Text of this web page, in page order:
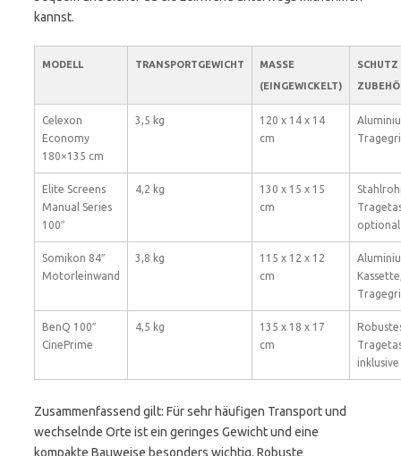
kannst.
MODELL TRANSPORTGEWICHT
MASSE (
EINGEWICKELT)
SCHUTZ
Celexon
Economy
180×135 cm
3,5 kg
120 x 14 x 14
cm
Elite Screens
Manual Series
100″
4,2 kg
130 x 15 x 15
cm
optional
Somikon 84″
Motorleinwand
3,8 kg
115 x 12 x 12
cm
BenQ 100″
CinePrime
4,5 kg
135 x 18 x 17
cm
inklusive
Zusammenfassend gilt: Für sehr häufigen Transport und
wechselnde Orte ist ein geringes Gewicht und eine
kompakte Bauweise besonders wichtig. Robuste